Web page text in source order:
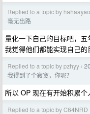
Replied to a topic by
毫无出路
量化一下自己的目标吧，五
我觉得他们都能实现自己的
Replied to a topic by pzhyy ›
我得到了个寂寞，你呢？
所以 OP 现在有开始积累个
Replied to a topic by C64NRD